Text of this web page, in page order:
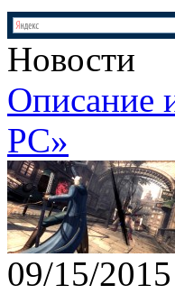
Новости
Описание
PC»
09/15/2015